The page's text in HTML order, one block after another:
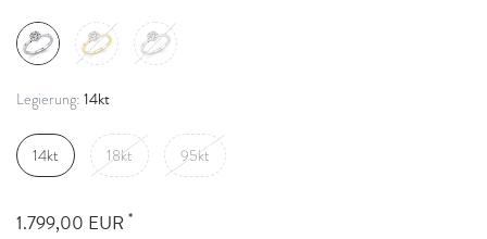
Legierung: 14kt
14kt 18kt 95kt
1.799,00 EUR *